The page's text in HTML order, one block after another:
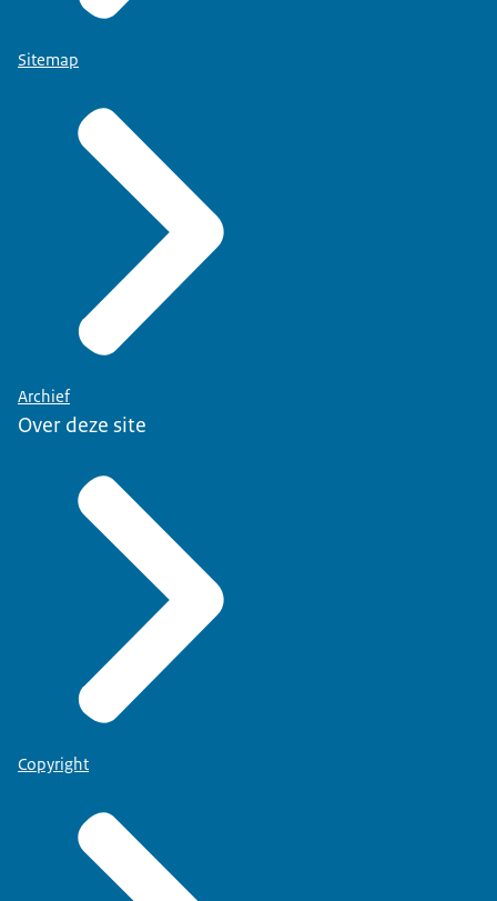
Sitemap
Archief
Over deze site
Copyright